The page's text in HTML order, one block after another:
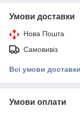
Умови доставки
Нова Пошта
Самовивіз
Всі умови доставки
Умови оплати